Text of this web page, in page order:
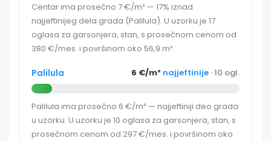
Centar ima prosečno 7 €/m² — 17% iznad
najjeftinijeg dela grada (Palilula). U uzorku je 17
oglasa za garsonjera, stan, s prosečnom cenom od
380 €/mes. i površinom oko 56,9 m².
Palilula 6 €/m² najjeftinije · 10 ogl.
Palilula ima prosečno 6 €/m² — najjeftiniji deo grada
u uzorku. U uzorku je 10 oglasa za garsonjera, stan, s
prosečnom cenom od 297 €/mes. i površinom oko